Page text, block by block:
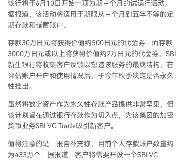
该行将于6月10日开始一项为期三个月的试运行活动。
据报道，该活动将适用于期限从三个月到五年不等的定
期存款和储蓄账户。
存款30万日元将获得价值约500日元的代金券，而存款
3000万日元或以上将获得价值约2万日元的代金券。SBI
新生银行将收集客户反馈以塑造该服务的最终结构，在
评估账户开户和使用情况后，于今年秋季决定是否永久
性推出。
虽然将数字资产作为永久性存款产品提供非常罕见，但
该计划旨在通过银行存款作为切入点，为该集团的加密
货币业务SBI VC Trade吸引新客户。
值得注意的是，报告补充称，目前个人存款账户数量约
为433万个，据报道，客户将需要开设一个SBI VC